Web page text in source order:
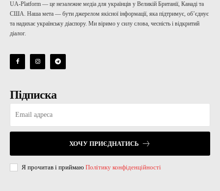
UA-Platform — це незалежне медіа для українців у Великій Британії, Канаді та
США. Наша мета — бути джерелом якісної інформації, яка підтримує, об’єднує
та надихає українську діаспору. Ми віримо у силу слова, чесність і відкритий
діалог.
Підписка
ХОЧУ ПРИЄДНАТИСЬ
Я прочитав і приймаю Політику конфіденційності